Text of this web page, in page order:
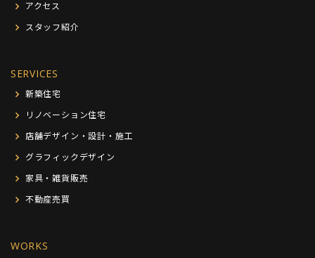
アクセス
スタッフ紹介
SERVICES
新築住宅
リノベーション住宅
店舗デザイン・設計・施工
グラフィックデザイン
家具・雑貨販売
不動産売買
WORKS